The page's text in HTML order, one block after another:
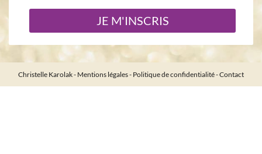
JE M'INSCRIS
Christelle Karolak - Mentions légales- Politique de confidentialité-Contact